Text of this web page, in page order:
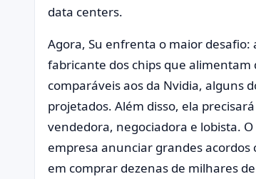
data centers.
Agora, Su enfrenta o maior desafio:
fabricante dos chips que alimentam
comparáveis aos da Nvidia, alguns
projetados. Além disso, ela
vendedora, negociadora e lobista.
empresa anunciar grandes acordos
em comprar dezenas de milhares